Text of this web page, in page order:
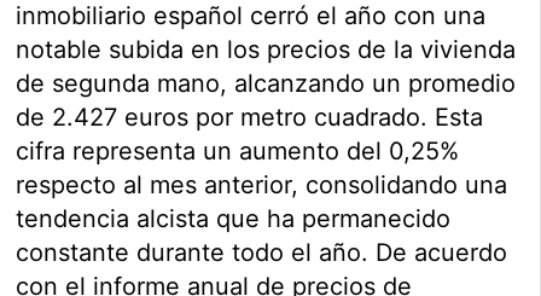
inmobiliario español cerró el año con una
notable subida en los precios de la vivienda
de segunda mano, alcanzando un promedio
de 2.427 euros por metro cuadrado. Esta
cifra representa un aumento del 0,25%
respecto al mes anterior, consolidando una
tendencia alcista que ha permanecido
constante durante todo el año. De acuerdo
con el informe anual de precios de